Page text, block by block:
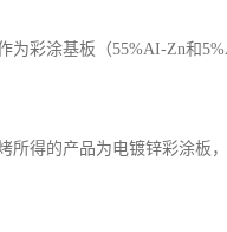
彩涂基板（55%AI-Zn和
所得的产品为电镀锌彩涂板